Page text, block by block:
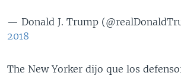
— Donald J. Trump
2018
The New Yorker dijo que los